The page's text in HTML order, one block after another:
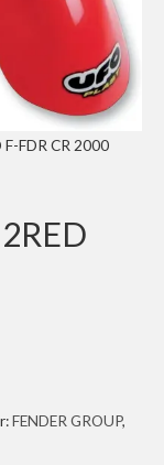
F-FDR CR 2000
FENDER GROUP,